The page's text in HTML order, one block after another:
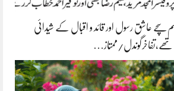
سچے عاشق رسول اور قائد و اقبال کے شیدائی
تھے،تفاخرگوندل/ممتاز…